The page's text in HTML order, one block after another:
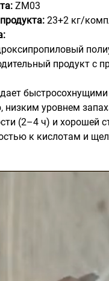
ZM03
23+2 кг/
продукт с
низким уровнем
(2–4 ч) и хорошей
к кислотам и